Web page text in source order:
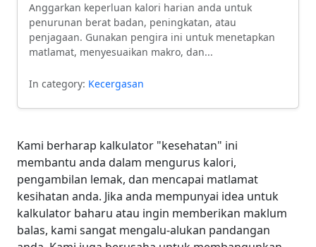
Anggarkan keperluan kalori harian anda untuk
penurunan berat badan, peningkatan, atau
penjagaan. Gunakan pengira ini untuk menetapkan
matlamat, menyesuaikan makro, dan...
In category: Kecergasan
Kami berharap kalkulator "kesehatan" ini
membantu anda dalam mengurus kalori,
pengambilan lemak, dan mencapai matlamat
kesihatan anda. Jika anda mempunyai idea untuk
kalkulator baharu atau ingin memberikan maklum
balas, kami sangat mengalu-alukan pandangan